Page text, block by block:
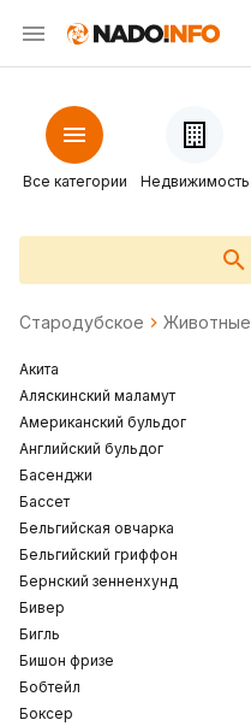
Все категории Недвижимость
Стародубское Животные
Акита
Аляскинский маламут
Американский бульдог
Английский бульдог
Басенджи
Бассет
Бельгийская овчарка
Бельгийский гриффон
Бернский зенненхунд
Бивер
Бигль
Бишон фризе
Бобтейл
Боксер